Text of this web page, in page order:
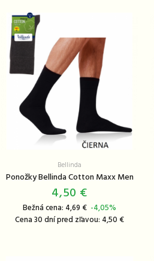
Bellinda
Ponožky Bellinda Cotton Maxx Men
4,50 €
Bežná cena: 4,69 € -4,05%
Cena 30 dní pred zľavou: 4,50 €